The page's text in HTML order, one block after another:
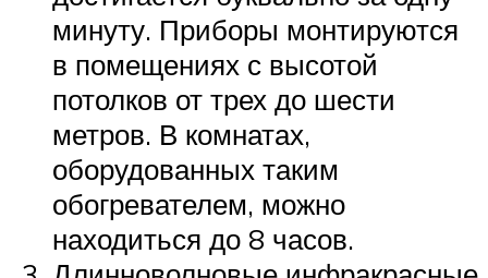
минуту. Приборы монтируются
в помещениях с высотой
потолков от трех до шести
метров. В комнатах,
оборудованных таким
обогревателем, можно
находиться до 8 часов.